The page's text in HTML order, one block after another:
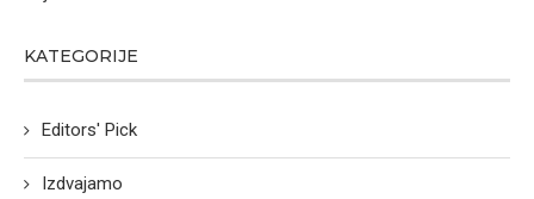
KATEGORIJE
Editors' Pick
Izdvajamo